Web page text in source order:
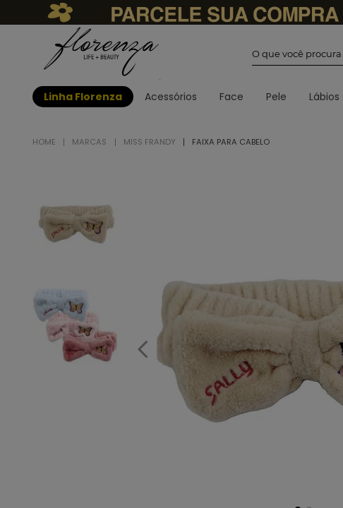
Linha Florenza Acessórios Face Pele Lábios
MARCAS MISS FRANDY FAIXA PARA CABELO